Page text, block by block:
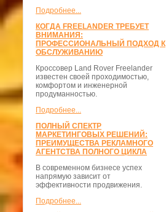
Подробнее...
КОГДА FREELANDER ТРЕБУЕТ
ВНИМАНИЯ:
ПРОФЕССИОНАЛЬНЫЙ ПОДХОД К
ОБСЛУЖИВАНИЮ
Кроссовер Land Rover Freelander
известен своей проходимостью,
комфортом и инженерной
продуманностью.
Подробнее...
ПОЛНЫЙ СПЕКТР
МАРКЕТИНГОВЫХ РЕШЕНИЙ:
ПРЕИМУЩЕСТВА РЕКЛАМНОГО
АГЕНТСТВА ПОЛНОГО ЦИКЛА
В современном бизнесе успех
напрямую зависит от
эффективности продвижения.
Подробнее...